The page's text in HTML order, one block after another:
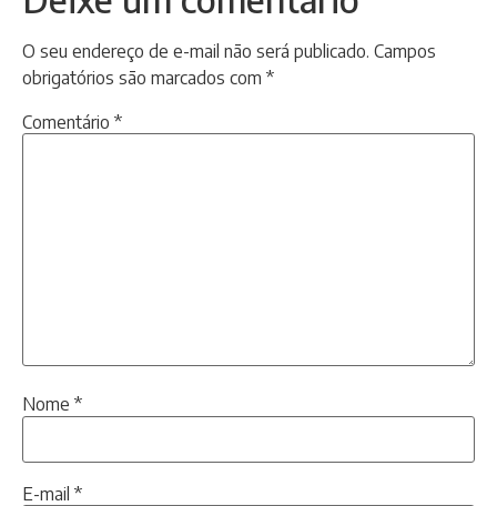
O seu endereço de e-mail não será publicado. Campos
obrigatórios são marcados com *
Comentário *
Nome *
E-mail *